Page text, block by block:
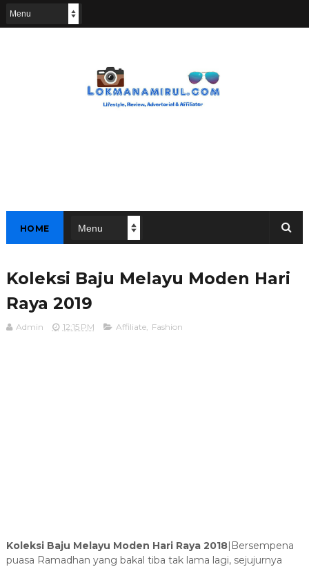
HOME
Koleksi Baju Melayu Moden Hari
Raya 2019
Admin 12:15 PM Affiliate, Fashion
Koleksi Baju Melayu Moden Hari Raya 2018|Bersempena
puasa Ramadhan yang bakal tiba tak lama lagi, sejujurnya